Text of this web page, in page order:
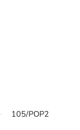
105/POP2